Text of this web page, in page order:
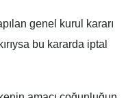
genel kurul kararı
bu kararda iptal